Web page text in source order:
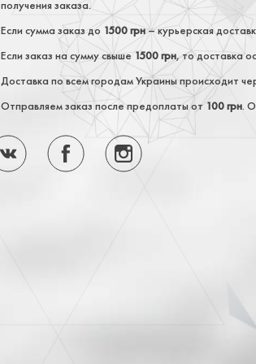
получения заказа.
Если сумма заказ до 1500 грн– курьерская
Если заказ на сумму свыше 1500 грн, то доставка
Доставка по всем городам Украины происходит
Отправляем заказ после предоплаты от 100 грн.